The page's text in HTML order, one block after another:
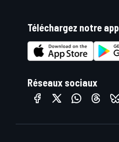
Téléchargez notre app
Réseaux sociaux